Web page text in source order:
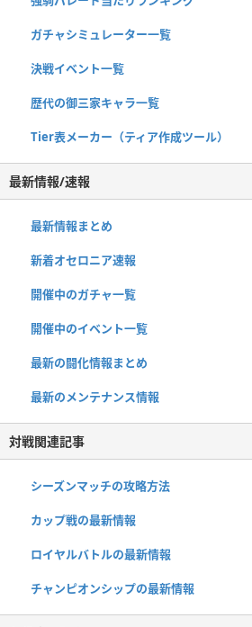
ガチャシミュレーター一覧
決戦イベント一覧
歴代の御三家キャラ一覧
Tier表メーカー（ティア作成ツール）
最新情報/速報
最新情報まとめ
新着オセロニア速報
開催中のガチャ一覧
開催中のイベント一覧
最新の闘化情報まとめ
最新のメンテナンス情報
対戦関連記事
シーズンマッチの攻略方法
カップ戦の最新情報
ロイヤルバトルの最新情報
チャンピオンシップの最新情報